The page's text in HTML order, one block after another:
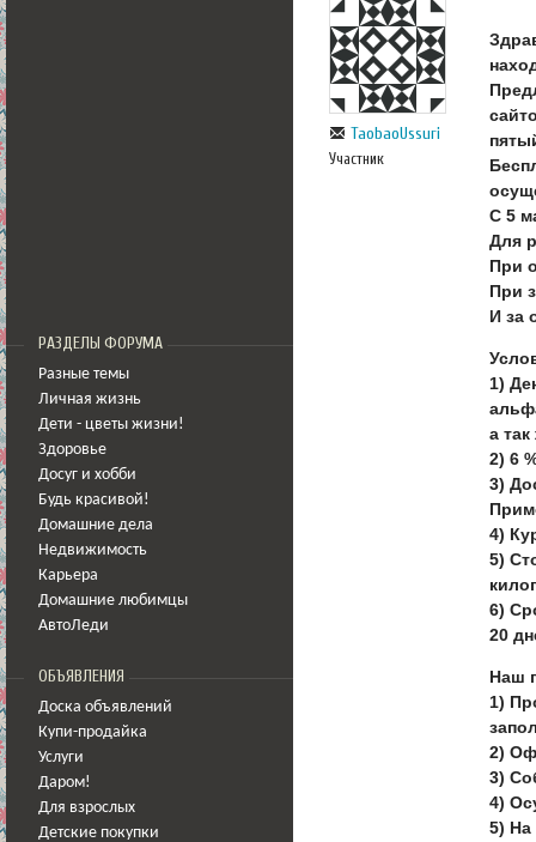
РАЗДЕЛЫ ФОРУМА
Разные темы
Личная жизнь
Дети - цветы жизни!
Здоровье
Досуг и хобби
Будь красивой!
Домашние дела
Недвижимость
Карьера
Домашние любимцы
АвтоЛеди
ОБЪЯВЛЕНИЯ
Доска объявлений
Купи-продайка
Услуги
Даром!
Для взрослых
Детские покупки
TaobaoUssuri
Участник
С 5
Для
При
При
И за
1)
а
2) 6
3)
4)
5)
6)
20
Наш
1)
2)
3)
4)
5) На